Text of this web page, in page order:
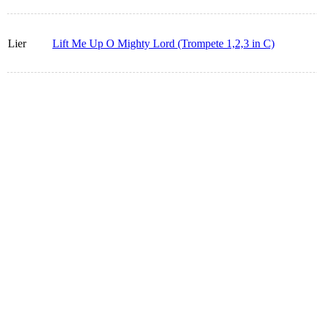
Lier Lift Me Up O Mighty Lord (Trompete 1,2,3 in C)